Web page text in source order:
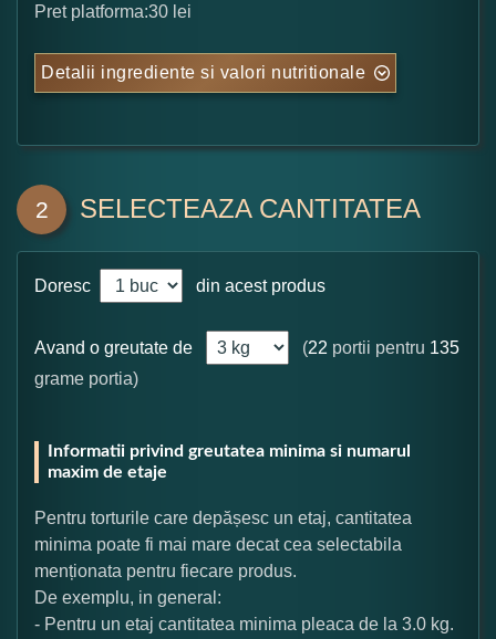
Pret platforma:30 lei
Detalii ingrediente si valori nutritionale
2 SELECTEAZA CANTITATEA
Doresc din acest produs
Avand o greutate de (22 portii pentru 135
grame portia)
Informatii privind greutatea minima si numarul
maxim de etaje
Pentru torturile care depășesc un etaj, cantitatea
minima poate fi mai mare decat cea selectabila
menționata pentru fiecare produs.
De exemplu, in general:
- Pentru un etaj cantitatea minima pleaca de la 3.0 kg.